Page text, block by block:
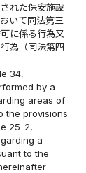
れた保安施設
いて同法第三
に係る行為又
為（同法第四
34,
by a
areas of
the provisions
25-2,
a
to the